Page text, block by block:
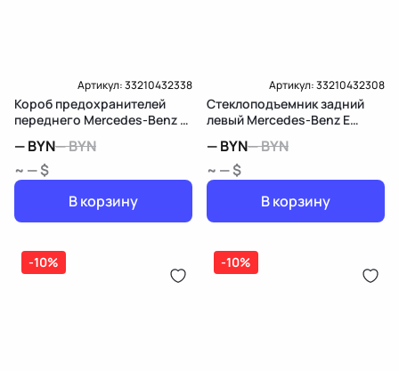
Артикул:33210432338
Короб предохранителей
переднего Mercedes-Benz E
—BYN—BYN
~ — $
В корзину
Артикул:33210432308
Стеклоподъемник задний
левый Mercedes-Benz E
—BYN—BYN
~ — $
В корзину
-10% -10%